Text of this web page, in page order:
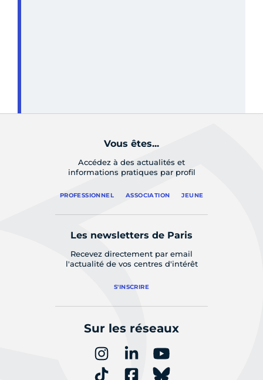
Vous êtes...
Accédez à des actualités et
informations pratiques par profil
PROFESSIONNEL ASSOCIATION JEUNE
Les newsletters de Paris
Recevez directement par email
l'actualité de vos centres d'intérêt
S'INSCRIRE
Sur les réseaux